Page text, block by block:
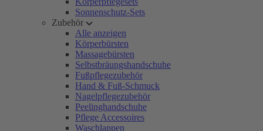
Sonnenschutz-Sets
Zubehör
Alle anzeigen
Körperbürsten
Massagebürsten
Selbstbräungshandschuhe
Fußpflegezubehör
Hand & Fuß-Schmuck
Nagelpflegezubehör
Peelinghandschuhe
Pflege Accessoires
Waschlappen